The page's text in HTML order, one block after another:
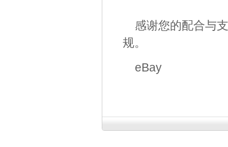
感谢您的配合与
规。
eBay